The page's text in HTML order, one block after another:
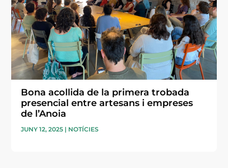
Bona acollida de la primera trobada
presencial entre artesans i empreses
de l’Anoia
JUNY 12, 2025 | NOTÍCIES